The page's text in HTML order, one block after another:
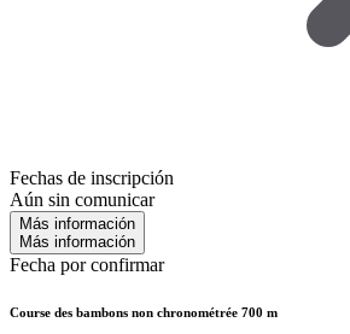
Fechas de inscripción
Aún sin comunicar
Más información
Más información
Fecha por confirmar
Course des bambons non chronométrée 700 m